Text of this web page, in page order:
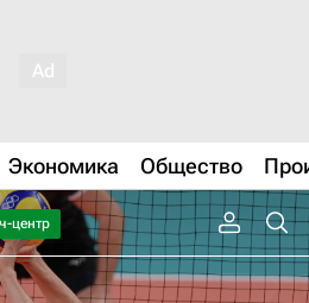
Экономика Общество
центр